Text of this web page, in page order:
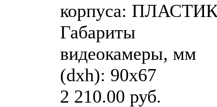
корпуса:
Габариты
видеокамеры, мм
(dхh): 90х67
2 210.00 руб.